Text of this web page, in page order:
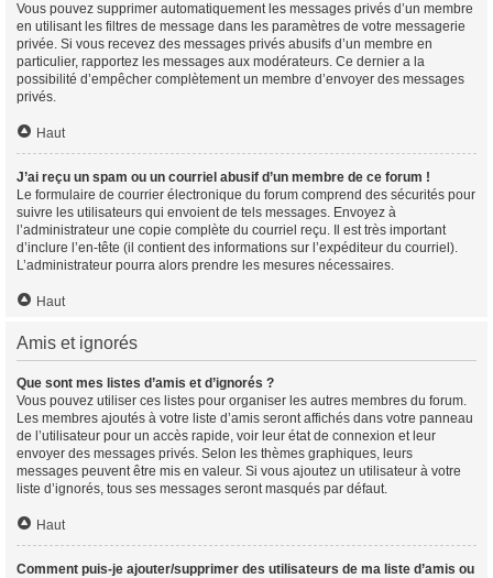
Vous pouvez supprimer automatiquement les messages privés d’un membre
en utilisant les filtres de message dans les paramètres de votre messagerie
privée. Si vous recevez des messages privés abusifs d’un membre en
particulier, rapportez les messages aux modérateurs. Ce dernier a la
possibilité d’empêcher complètement un membre d’envoyer des messages
privés.
Haut
J’ai reçu un spam ou un courriel abusif d’un membre de ce forum !
Le formulaire de courrier électronique du forum comprend des sécurités pour
suivre les utilisateurs qui envoient de tels messages. Envoyez à
l’administrateur une copie complète du courriel reçu. Il est très important
d’inclure l’en-tête (il contient des informations sur l’expéditeur du courriel).
L’administrateur pourra alors prendre les mesures nécessaires.
Haut
Amis et ignorés
Que sont mes listes d’amis et d’ignorés ?
Vous pouvez utiliser ces listes pour organiser les autres membres du forum.
Les membres ajoutés à votre liste d’amis seront affichés dans votre panneau
de l’utilisateur pour un accès rapide, voir leur état de connexion et leur
envoyer des messages privés. Selon les thèmes graphiques, leurs
messages peuvent être mis en valeur. Si vous ajoutez un utilisateur à votre
liste d’ignorés, tous ses messages seront masqués par défaut.
Haut
Comment puis-je ajouter/supprimer des utilisateurs de ma liste d’amis ou